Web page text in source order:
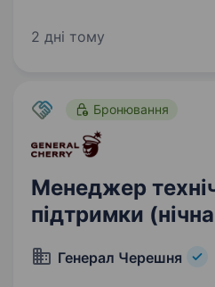
Сил безпеки та оборони
2 дні тому
Бронювання
Менеджер
підтримки
Генерал Черешня